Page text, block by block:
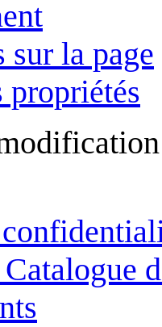
la page
propriétés